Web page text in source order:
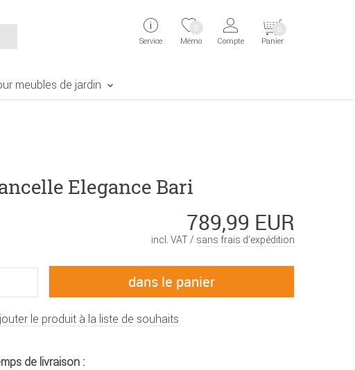
Service Mémo
0
Compte Panier
0
meubles de jardin
Elegance Bari
789,99 EUR
incl. VAT / sans frais d’expédition
le produit à la liste de souhaits
de livraison :